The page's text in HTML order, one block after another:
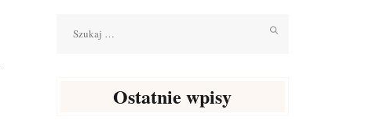
Ostatnie wpisy